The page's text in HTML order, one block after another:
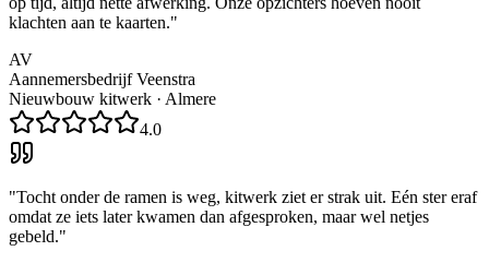
klachten aan te kaarten."
AV
Aannemersbedrijf Veenstra
Nieuwbouw kitwerk · Almere
4.0
"Tocht onder de ramen is weg, kitwerk ziet er strak uit. Eén ster eraf
omdat ze iets later kwamen dan afgesproken, maar wel netjes
gebeld."